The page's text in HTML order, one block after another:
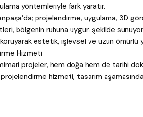
yöntemleriyle fark yaratır.
projelendirme, uygulama, 3D
bölgenin ruhuna uygun şekilde
koruyarak estetik, işlevsel ve uzun ömürlü
Hizmeti
projeler, hem doğa hem de tarihi
projelendirme hizmeti, tasarım